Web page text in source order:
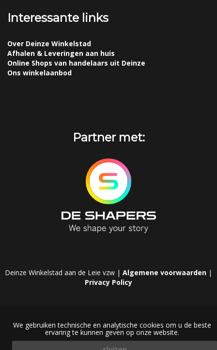
We gebruiken technische en analytische cookies om u de beste
ervaring te kunnen geven op onze website.
Interessante links
Over Deinze Winkelstad
Afhalen & Leveringen aan huis
Online Shops van handelaars uit Deinze
Ons winkelaanbod
Partner met:
Deinze Winkelstad aan de Leie vzw | Algemene voorwaarden |
Privacy Policy